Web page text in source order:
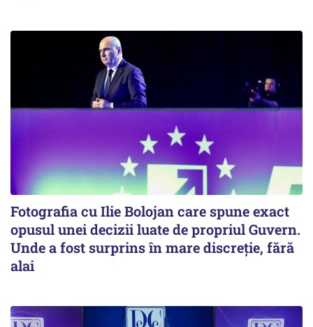
Fotografia cu Ilie Bolojan care spune exact
opusul unei decizii luate de propriul Guvern.
Unde a fost surprins în mare discreție, fără
alai